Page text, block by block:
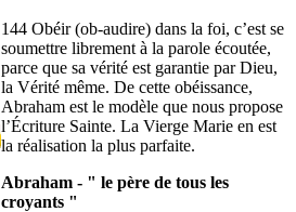
144 Obéir (ob-audire) dans la foi, c’est se
soumettre librement à la parole écoutée,
parce que sa vérité est garantie par Dieu,
la Vérité même. De cette obéissance,
Abraham est le modèle que nous propose
l’Écriture Sainte. La Vierge Marie en est
la réalisation la plus parfaite.
Abraham - " le père de tous les
croyants "